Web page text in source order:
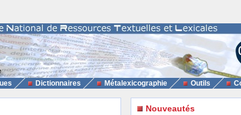
Dictionnaires Métalexicographie Outils
Nouveautés